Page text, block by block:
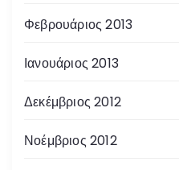
Φεβρουάριος 2013
Ιανουάριος 2013
Δεκέμβριος 2012
Νοέμβριος 2012